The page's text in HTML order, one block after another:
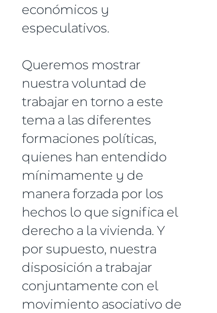
económicos y
especulativos.
Queremos mostrar
nuestra voluntad de
trabajar en torno a este
tema a las diferentes
formaciones políticas,
quienes han entendido
mínimamente y de
manera forzada por los
hechos lo que significa el
derecho a la vivienda. Y
por supuesto, nuestra
disposición a trabajar
conjuntamente con el
movimiento asociativo de